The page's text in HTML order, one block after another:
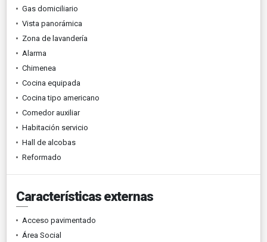
Gas domiciliario
Vista panorámica
Zona de lavandería
Alarma
Chimenea
Cocina equipada
Cocina tipo americano
Comedor auxiliar
Habitación servicio
Hall de alcobas
Reformado
Características externas
Acceso pavimentado
Área Social